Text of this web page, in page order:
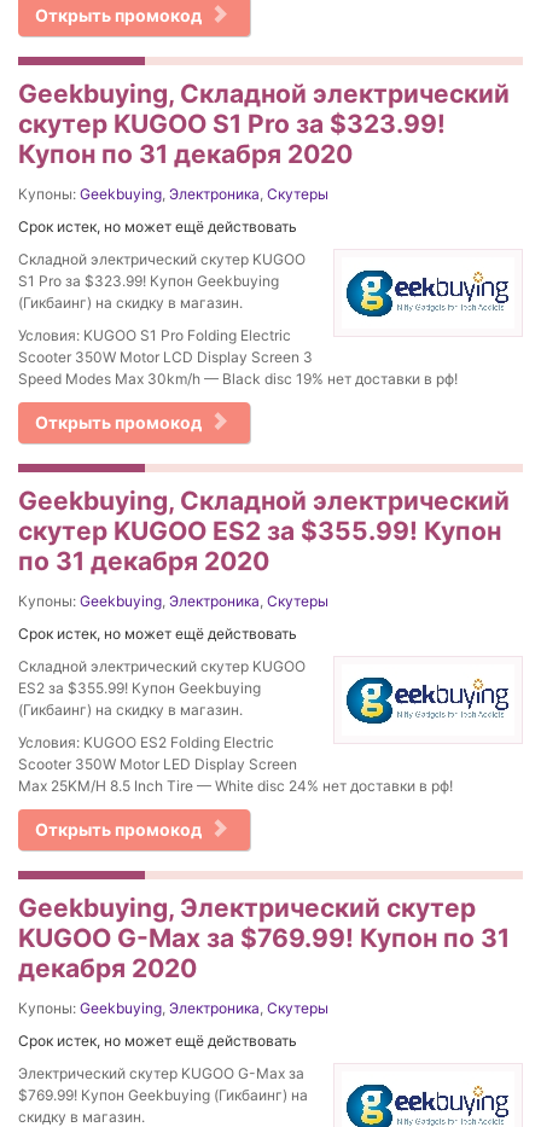
Открыть промокод
Geekbuying, Складной электрический
скутер KUGOO S1 Pro за $323.99!
Купон по 31 декабря 2020
Купоны: Geekbuying, Электроника, Скутеры
Срок истек, но может ещё действовать
Складной электрический скутер KUGOO
S1 Pro за $323.99! Купон Geekbuying
(Гикбаинг) на скидку в магазин.
Условия: KUGOO S1 Pro Folding Electric
Scooter 350W Motor LCD Display Screen 3
Speed Modes Max 30km/h — Black disc 19% нет доставки в рф!
Открыть промокод
Geekbuying, Складной электрический
скутер KUGOO ES2 за $355.99! Купон
по 31 декабря 2020
Купоны: Geekbuying, Электроника, Скутеры
Срок истек, но может ещё действовать
Складной электрический скутер KUGOO
ES2 за $355.99! Купон Geekbuying
(Гикбаинг) на скидку в магазин.
Условия: KUGOO ES2 Folding Electric
Scooter 350W Motor LED Display Screen
Max 25KM/H 8.5 Inch Tire — White disc 24% нет доставки в рф!
Открыть промокод
Geekbuying, Электрический скутер
KUGOO G-Max за $769.99! Купон по 31
декабря 2020
Купоны: Geekbuying, Электроника, Скутеры
Срок истек, но может ещё действовать
Электрический скутер KUGOO G-Max за
$769.99! Купон Geekbuying (Гикбаинг) на
скидку в магазин.